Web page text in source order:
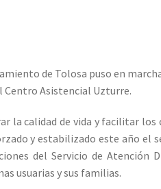
de Tolosa puso en
Centro Asistencial Uzturre.
la calidad de vida y facilitar los
y estabilizado este año el
del Servicio de Atención
usuarias y sus familias.